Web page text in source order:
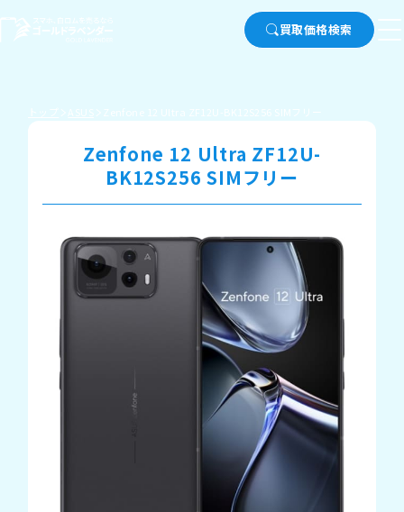
買取価格検索
トップ ASUS Zenfone 12 Ultra ZF12U-BK12S256 SIMフリー
Zenfone 12 Ultra ZF12U-
BK12S256 SIMフリー